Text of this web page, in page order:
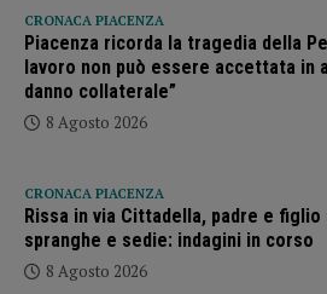
CRONACA PIACENZA
Piacenza ricorda la tragedia della
lavoro non può essere accettata in
danno collaterale”
8 Agosto 2026
CRONACA PIACENZA
Rissa in via Cittadella, padre e
spranghe e sedie: indagini in corso
8 Agosto 2026